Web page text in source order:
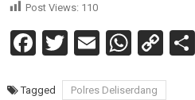
Post Views: 110
Facebook
Twitter
Email
Tagged Polres Deliserdang